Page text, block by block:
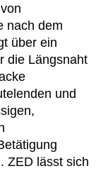
nach dem
über ein
die Längsnaht
und
ZED lässt sich